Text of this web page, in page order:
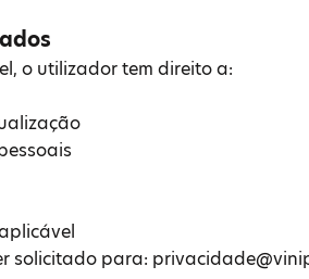
o utilizador tem direito a:
solicitado para: